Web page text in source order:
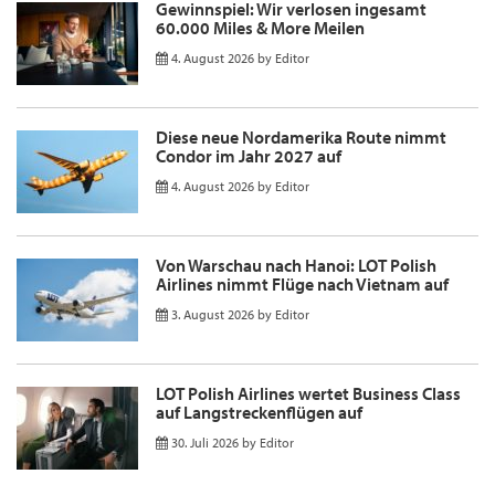
Gewinnspiel: Wir verlosen ingesamt
60.000 Miles & More Meilen
4. August 2026 by Editor
Diese neue Nordamerika Route nimmt
Condor im Jahr 2027 auf
4. August 2026 by Editor
Von Warschau nach Hanoi: LOT Polish
Airlines nimmt Flüge nach Vietnam auf
3. August 2026 by Editor
LOT Polish Airlines wertet Business Class
auf Langstreckenflügen auf
30. Juli 2026 by Editor